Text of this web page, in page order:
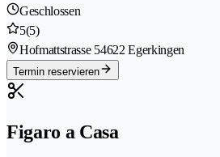
Geschlossen
5(5)
Hofmattstrasse 54622 Egerkingen
Termin reservieren
Figaro a Casa